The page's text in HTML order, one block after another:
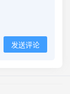
发送评论